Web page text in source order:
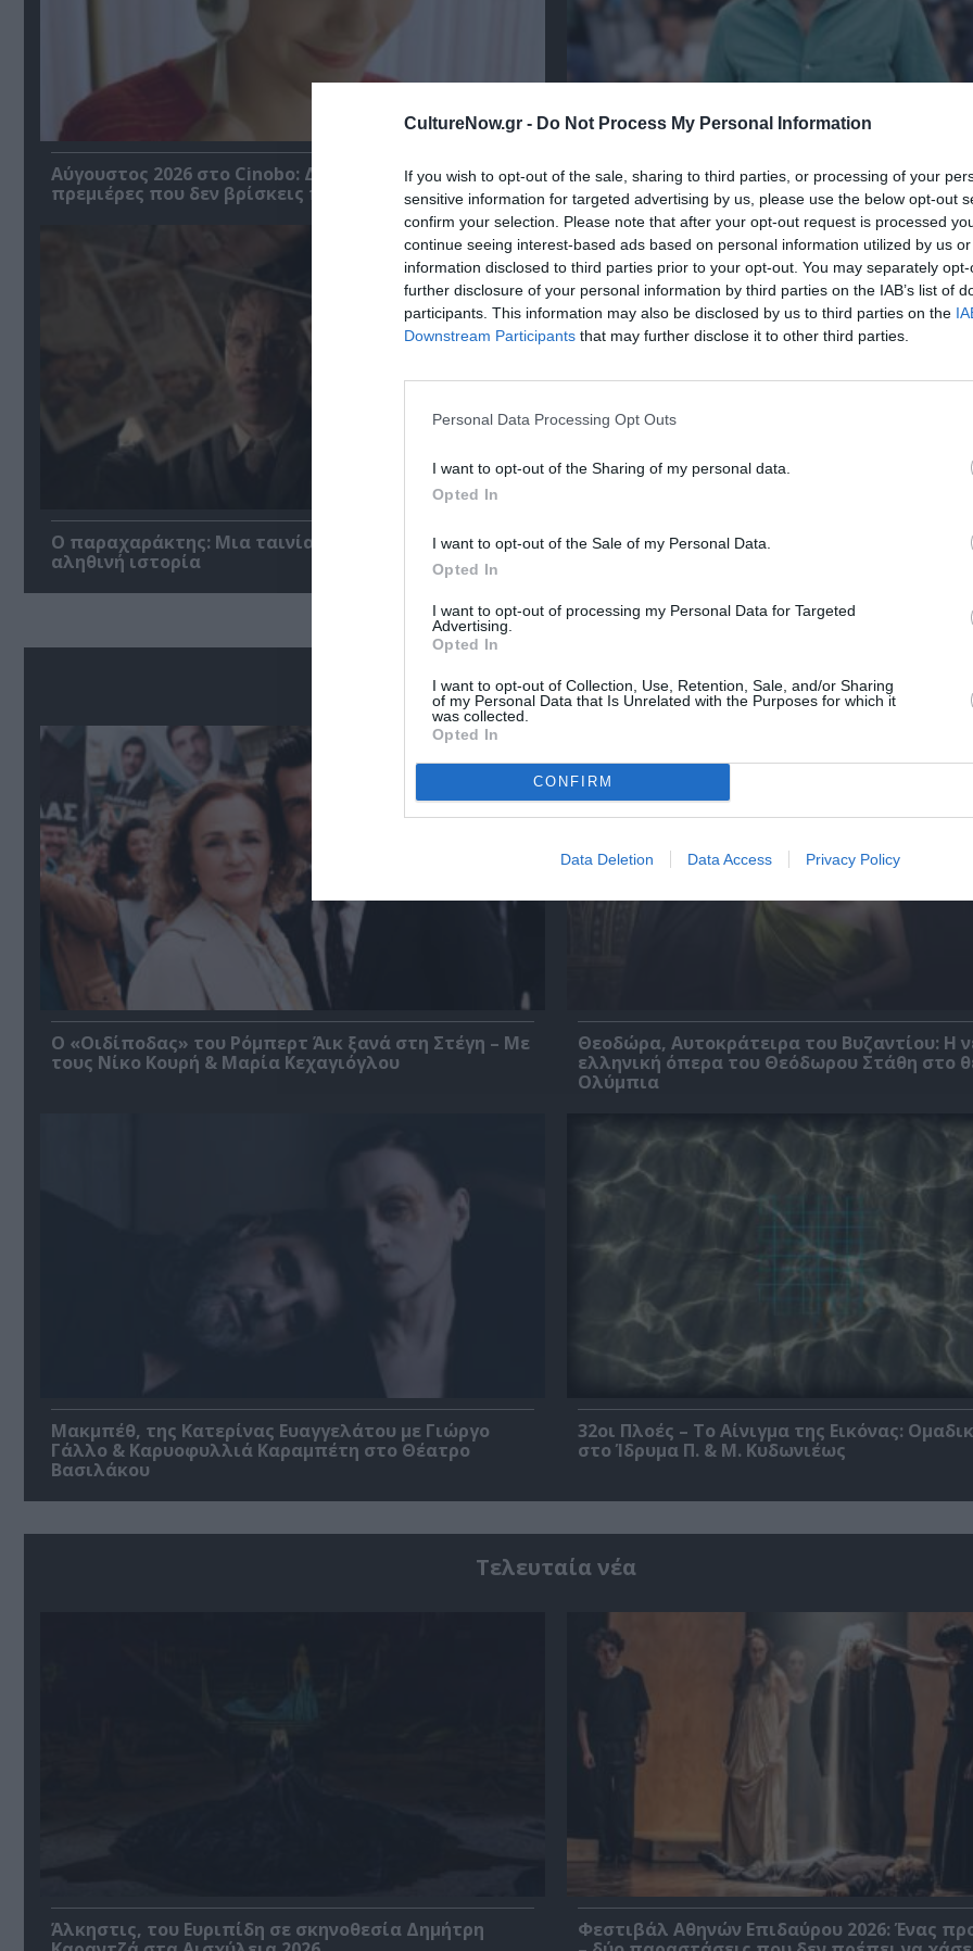
CultureNow.gr - Do Not Process My Personal Information
If you wish to opt-out of the sale, sharing to third parties, or processing of your
sensitive information for targeted advertising by us, please use the below opt-out
confirm your selection. Please note that after your opt-out request is processed
continue seeing interest-based ads based on personal information utilized by us
information disclosed to third parties prior to your opt-out. You may separately
further disclosure of your personal information by third parties on the IAB’s list of
participants. This information may also be disclosed by us to third parties on the
Downstream Participants that may further disclose it to other third parties.
Personal Data Processing Opt Outs
I want to opt-out of the Sharing of my personal data.
Opted In
I want to opt-out of the Sale of my Personal Data.
Opted In
I want to opt-out of processing my Personal Data for Targeted
Advertising.
Opted In
I want to opt-out of Collection, Use, Retention, Sale, and/or Sharing
of my Personal Data that Is Unrelated with the Purposes for which it
was collected.
Opted In
CONFIRM
Data Deletion Data Access Privacy Policy
Αύγουστος 2026 στο Cinobo: Δυνατές σειρές και
πρεμιέρες που δεν βρίσκεις πουθενά αλλού!
Ο Γούντι Χάρελσον θα τιμηθεί με το
του Σαράγεβο» στο 32ο Φεστιβάλ
Ο παραχαράκτης: Μια ταινία δράσης βασισμένη σε
αληθινή ιστορία
CineFIX #ΗΕΑΤ στην ταράτσα του ΕΜΣΤ: Οι
εντυπωσιακές θερινές προβολές
Δημοφιλή Άρθρα
O «Οιδίποδας» του Ρόμπερτ Άικ ξανά στη Στέγη – Με
τους Νίκο Κουρή & Μαρία Κεχαγιόγλου
Θεοδώρα, Αυτοκράτειρα του Βυζαντίου: Η
ελληνική όπερα του Θεόδωρου Στάθη στο
Ολύμπια
Μακμπέθ, της Κατερίνας Ευαγγελάτου με Γιώργο
Γάλλο & Καρυοφυλλιά Καραμπέτη στο Θέατρο
Βασιλάκου
32οι Πλοές – Το Αίνιγμα της Εικόνας:
στο Ίδρυμα Π. & Μ. Κυδωνιέως
Τελευταία νέα
Άλκηστις, του Ευριπίδη σε σκηνοθεσία Δημήτρη
Φεστιβάλ Αθηνών Επιδαύρου 2026: Ένας